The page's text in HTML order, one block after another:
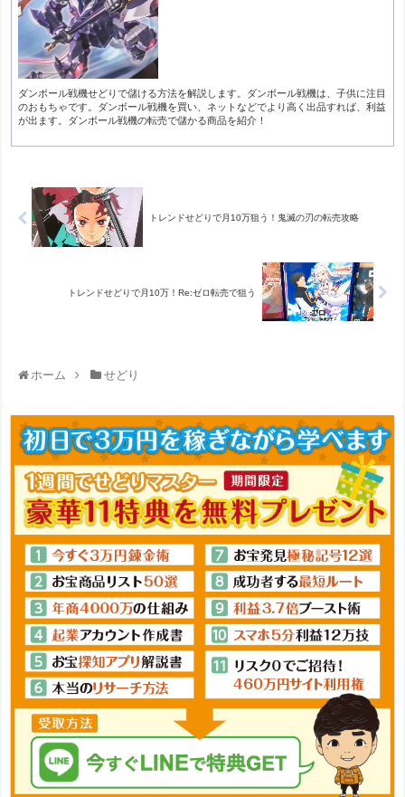
ダンボール戦機せどりで儲ける方法を解説します。ダンボール戦機は、子供に注目
のおもちゃです。ダンボール戦機を買い、ネットなどでより高く出品すれば、利益
が出ます。ダンボール戦機の転売で儲かる商品を紹介！
トレンドせどりで月10万狙う！鬼滅の刃の転売攻略
トレンドせどりで月10万！Re:ゼロ転売で狙う
ホーム せどり